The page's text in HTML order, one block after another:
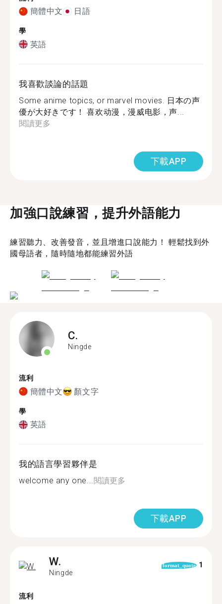
簡體中文 日語
學
英語
我喜歡談論的話題
Some anime topics, or marvel movies. 日本の声
優が大好きです！ 喜欢动漫，漫威电影，声...
閱讀更多
下載APP
加強口說練習，提升外語能力
練習聽力、改善發音，並且增進口說能力！ 輕鬆找到外
國母語者，隨時隨地都能練習外語
C.
Ningde
流利
簡體中文 顏文字
學
英語
我的語言學習夥伴是
welcome any one...閱讀更多
下載APP
W.
Ningde
format_quote 1
流利